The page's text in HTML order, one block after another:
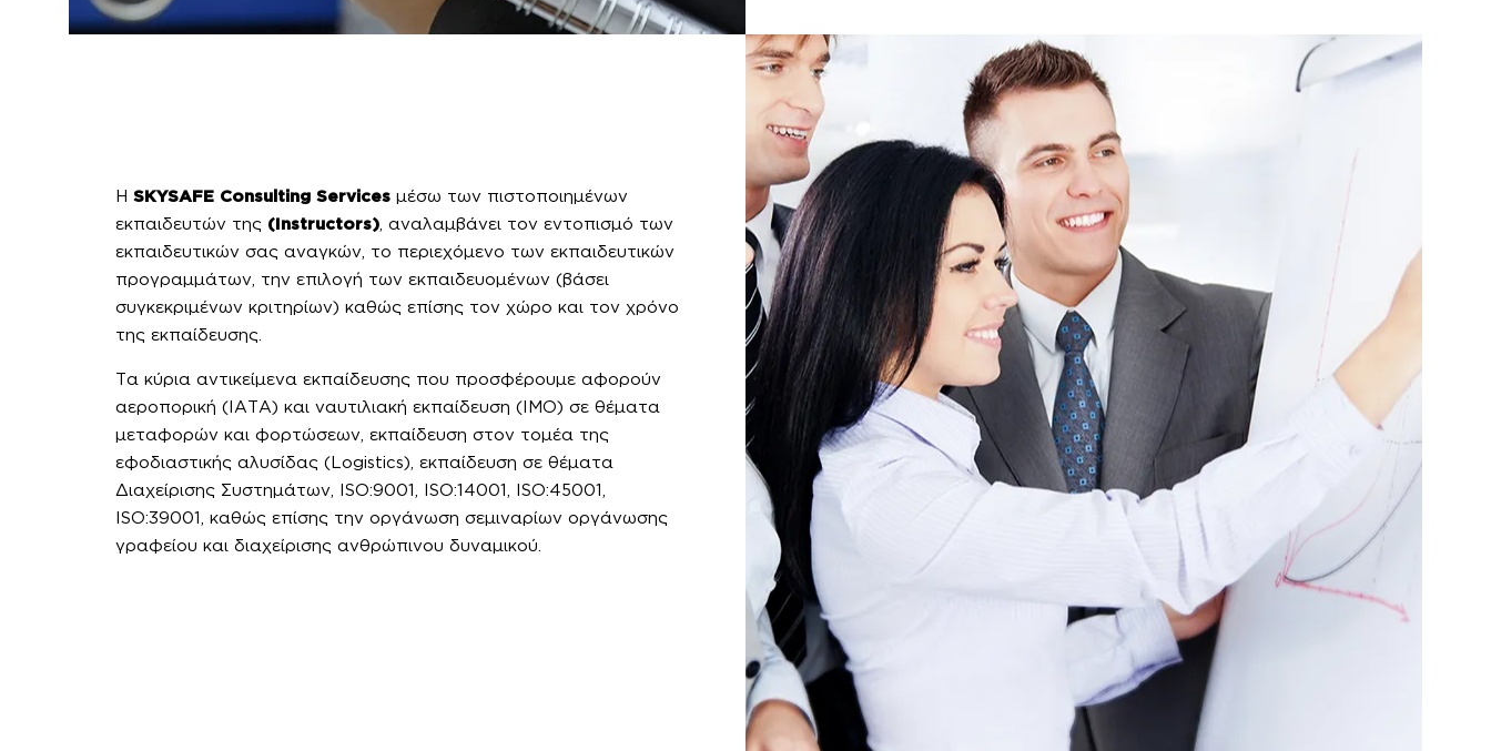
Η SKYSAFE Consulting Servicesμέσω των πιστοποιημένων
εκπαιδευτών της (Instructors), αναλαμβάνει τον εντοπισμό των
εκπαιδευτικών σας αναγκών, το περιεχόμενο των εκπαιδευτικών
προγραμμάτων, την επιλογή των εκπαιδευομένων (βάσει
συγκεκριμένων κριτηρίων) καθώς επίσης τον χώρο και τον χρόνο
της εκπαίδευσης.
Τα κύρια αντικείμενα εκπαίδευσης που προσφέρουμε αφορούν
αεροπορική (IATA) και ναυτιλιακή εκπαίδευση (IMO) σε θέματα
μεταφορών και φορτώσεων, εκπαίδευση στον τομέα της
εφοδιαστικής αλυσίδας (Logistics), εκπαίδευση σε θέματα
Διαχείρισης Συστημάτων, ISO:9001, ISO:14001, ISO:45001,
ISO:39001, καθώς επίσης την οργάνωση σεμιναρίων οργάνωσης
γραφείου και διαχείρισης ανθρώπινου δυναμικού.